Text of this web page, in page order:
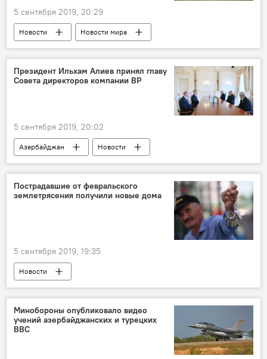
5 сентября 2019, 20:29
Новости
Новости мира
Происшествия
ЖИЗНЬ
Глобальное потепление
могилы
Президент Ильхам Алиев принял главу
Совета директоров компании ВР
5 сентября 2019, 20:02
Азербайджан
Новости
Новости мира
Политика
Контракт века
Пострадавшие от февральского
землетрясения получили новые дома
5 сентября 2019, 19:35
Новости
Сильное землетрясение в Азербайджане
Азербайджан
Экономика
жилье
землетрясение
Минобороны опубликовало видео
учений азербайджанских и турецких
ВВС